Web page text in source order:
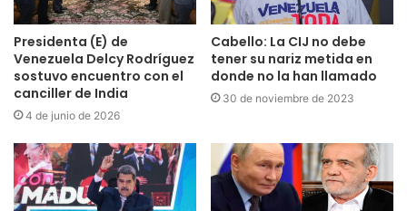
Presidenta (E) de
Venezuela Delcy Rodríguez
sostuvo encuentro con el
canciller de India
4 de junio de 2026
Cabello: La CIJ no debe
tener su nariz metida en
donde no la han llamado
30 de noviembre de 2023